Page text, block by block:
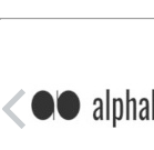
su: